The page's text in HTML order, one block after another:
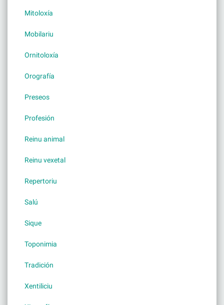
Mitoloxía
Mobilariu
Ornitoloxía
Orografía
Preseos
Profesión
Reinu animal
Reinu vexetal
Repertoriu
Salú
Sique
Toponimia
Tradición
Xentiliciu